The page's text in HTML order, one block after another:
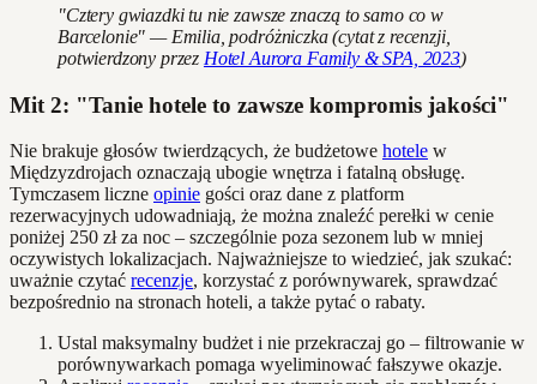
"Cztery gwiazdki tu nie zawsze znaczą to samo co w
Barcelonie" — Emilia, podróżniczka (cytat z recenzji,
potwierdzony przez Hotel Aurora Family & SPA, 2023)
Mit 2: "Tanie hotele to zawsze kompromis jakości"
Nie brakuje głosów twierdzących, że budżetowe hotele w
Międzyzdrojach oznaczają ubogie wnętrza i fatalną obsługę.
Tymczasem liczne opinie gości oraz dane z platform
rezerwacyjnych udowadniają, że można znaleźć perełki w cenie
poniżej 250 zł za noc – szczególnie poza sezonem lub w mniej
oczywistych lokalizacjach. Najważniejsze to wiedzieć, jak szukać:
uważnie czytać recenzje, korzystać z porównywarek, sprawdzać
bezpośrednio na stronach hoteli, a także pytać o rabaty.
Ustal maksymalny budżet i nie przekraczaj go – filtrowanie w
porównywarkach pomaga wyeliminować fałszywe okazje.